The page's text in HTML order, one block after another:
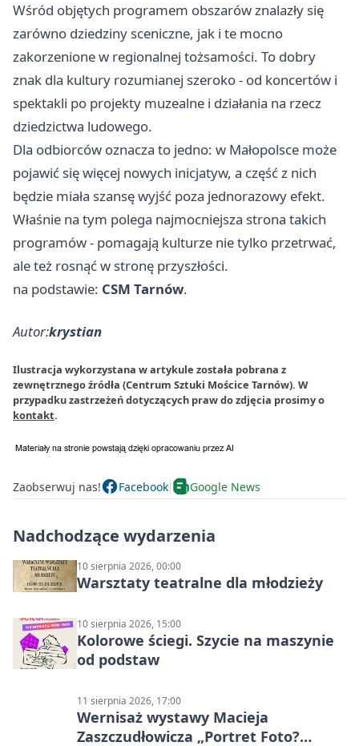
Wśród objętych programem obszarów znalazły się
zarówno dziedziny sceniczne, jak i te mocno
zakorzenione w regionalnej tożsamości. To dobry
znak dla kultury rozumianej szeroko - od koncertów i
spektakli po projekty muzealne i działania na rzecz
dziedzictwa ludowego.
Dla odbiorców oznacza to jedno: w Małopolsce może
pojawić się więcej nowych inicjatyw, a część z nich
będzie miała szansę wyjść poza jednorazowy efekt.
Właśnie na tym polega najmocniejsza strona takich
programów - pomagają kulturze nie tylko przetrwać,
ale też rosnąć w stronę przyszłości.
na podstawie: CSM Tarnów.
Autor:krystian
Ilustracja wykorzystana w artykule została pobrana z
zewnętrznego źródła (Centrum Sztuki Mościce Tarnów). W
przypadku zastrzeżeń dotyczących praw do zdjęcia prosimy o
kontakt.
Zaobserwuj nas! Facebook Google News
Nadchodzące wydarzenia
10 sierpnia 2026, 00:00
Warsztaty teatralne dla młodzieży
10 sierpnia 2026, 15:00
Kolorowe ściegi. Szycie na maszynie
od podstaw
11 sierpnia 2026, 17:00
Wernisaż wystawy Macieja
Zaszczudłowicza „Portret Foto?